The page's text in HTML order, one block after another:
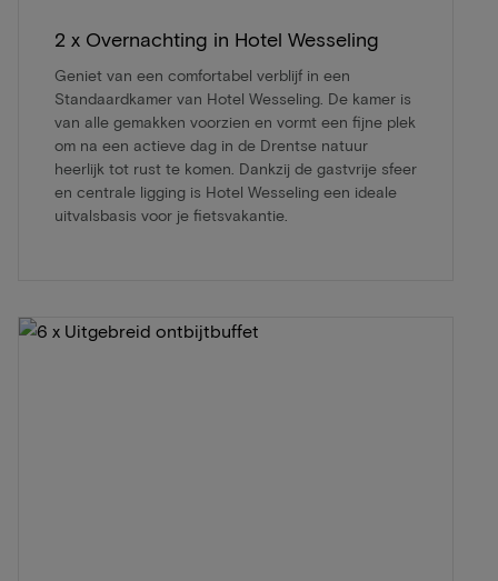
2 x Overnachting in Hotel Wesseling
Geniet van een comfortabel verblijf in een
Standaardkamer van Hotel Wesseling. De kamer is
van alle gemakken voorzien en vormt een fijne plek
om na een actieve dag in de Drentse natuur
heerlijk tot rust te komen. Dankzij de gastvrije sfeer
en centrale ligging is Hotel Wesseling een ideale
uitvalsbasis voor je fietsvakantie.